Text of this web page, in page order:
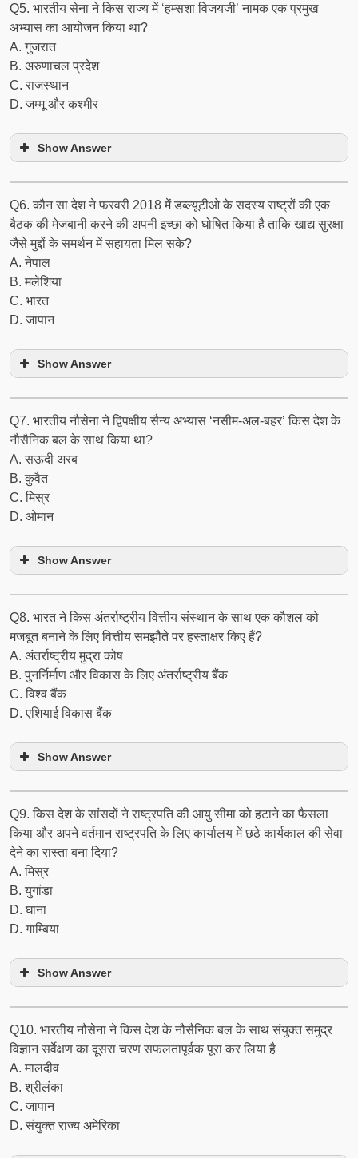
Q5. भारतीय सेना ने किस राज्य में ‘हम्सशा विजयजी’ नामक एक प्रमुख
अभ्यास का आयोजन किया था?
A. गुजरात
B. अरुणाचल प्रदेश
C. राजस्थान
D. जम्मू और कश्मीर
Show Answer
Q6. कौन सा देश ने फरवरी 2018 में डब्ल्यूटीओ के सदस्य राष्ट्रों की एक
बैठक की मेजबानी करने की अपनी इच्छा को घोषित किया है ताकि खाद्य सुरक्षा
जैसे मुद्दों के समर्थन में सहायता मिल सके?
A. नेपाल
B. मलेशिया
C. भारत
D. जापान
Show Answer
Q7. भारतीय नौसेना ने द्विपक्षीय सैन्य अभ्यास ‘नसीम-अल-बहर’ किस देश के
नौसैनिक बल के साथ किया था?
A. सऊदी अरब
B. कुवैत
C. मिस्र
D. ओमान
Show Answer
Q8. भारत ने किस अंतर्राष्ट्रीय वित्तीय संस्थान के साथ एक कौशल को
मजबूत बनाने के लिए वित्तीय समझौते पर हस्ताक्षर किए हैं?
A. अंतर्राष्ट्रीय मुद्रा कोष
B. पुनर्निर्माण और विकास के लिए अंतर्राष्ट्रीय बैंक
C. विश्व बैंक
D. एशियाई विकास बैंक
Show Answer
Q9. किस देश के सांसदों ने राष्ट्रपति की आयु सीमा को हटाने का फैसला
किया और अपने वर्तमान राष्ट्रपति के लिए कार्यालय में छठे कार्यकाल की सेवा
देने का रास्ता बना दिया?
A. मिस्र
B. युगांडा
D. घाना
D. गाम्बिया
Show Answer
Q10. भारतीय नौसेना ने किस देश के नौसैनिक बल के साथ संयुक्‍त समुद्र
विज्ञान सर्वेक्षण का दूसरा चरण सफलतापूर्वक पूरा कर लिया है
A. मालदीव
B. श्रीलंका
C. जापान
D. संयुक्त राज्य अमेरिका